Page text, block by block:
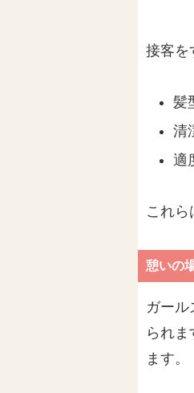
接客を
髪
清
適
これら
憩いの
ガー
られ
ます。